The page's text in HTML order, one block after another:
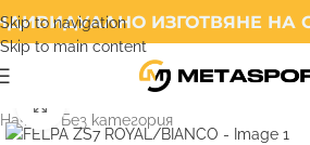
Skip to navigation
Skip to main content
ИЗГОТВЯНЕ НА
Начало Без категория